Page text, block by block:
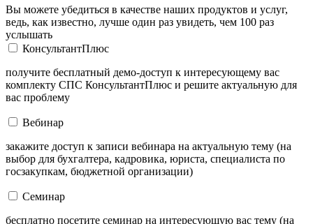
Вы можете убедиться в качестве наших продуктов и услуг,
ведь, как известно, лучше один раз увидеть, чем 100 раз
услышать
КонсультантПлюс
получите бесплатный демо-доступ к интересующему вас
комплекту СПС КонсультантПлюс и решите актуальную для
вас проблему
Вебинар
закажите доступ к записи вебинара на актуальную тему (на
выбор для бухгалтера, кадровика, юриста, специалиста по
госзакупкам, бюджетной организации)
Семинар
бесплатно посетите семинар на интересующую вас тему (на